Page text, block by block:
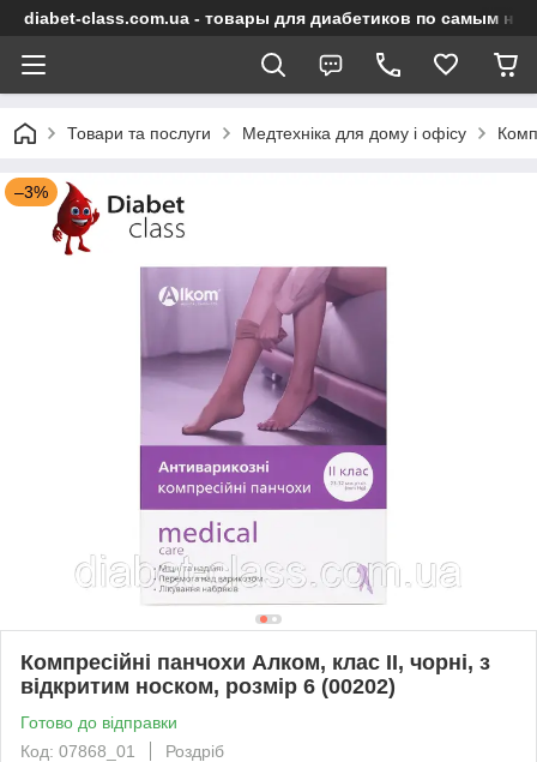
diabet-class.com.ua - товары для диабетиков по самым
Товари та послуги Медтехніка для дому і офісу
–3%
Компресійні панчохи Алком, клас II, чорні, з
відкритим носком, розмір 6 (00202)
Готово до відправки
Код: 07868_01
Роздріб